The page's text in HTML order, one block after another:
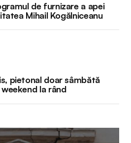
de furnizare a apei
Mihail Kogălniceanu
pietonal doar sâmbătă
la rând